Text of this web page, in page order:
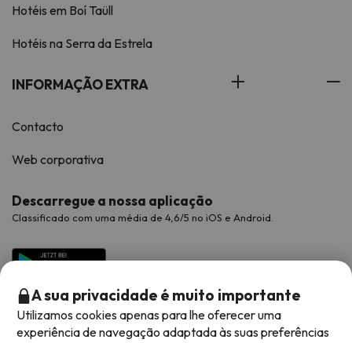
Hotéis em Boí Taüll
Hotéis na Serra da Estrela
INFORMAÇÃO EXTRA
Contacto
Web corporativa
Descarregue a nossa aplicação
Classificado com uma média de 4,6/5 no iOS e Android.
A sua privacidade é muito importante
Utilizamos cookies apenas para lhe oferecer uma
experiência de navegação adaptada às suas preferências